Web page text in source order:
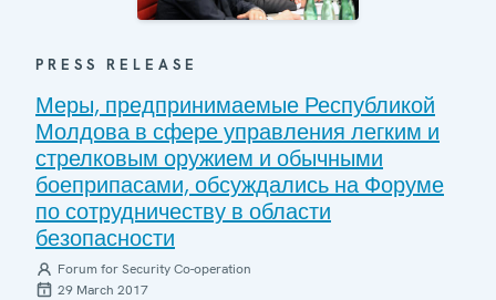
PRESS RELEASE
Меры, предпринимаемые Республикой
Молдова в сфере управления легким и
стрелковым оружием и обычными
боеприпасами, обсуждались на Форуме
по сотрудничеству в области
безопасности
Forum for Security Co-operation
29 March 2017